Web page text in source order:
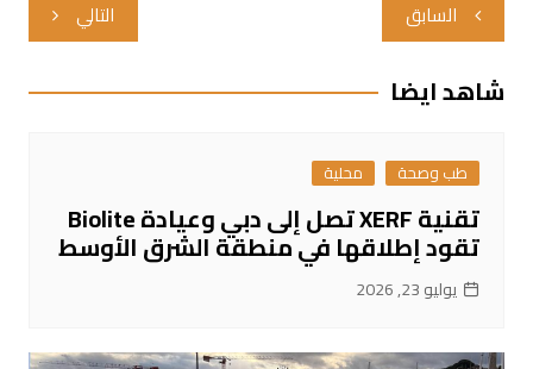
المقالات
السابق التالي
شاهد ايضا
طب وصحة محلية
تقنية XERF تصل إلى دبي وعيادة Biolite
تقود إطلاقها في منطقة الشرق الأوسط
يوليو 23, 2026